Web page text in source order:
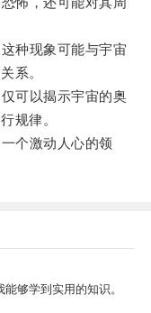
种现象可能与宇宙
系。
可以揭示宇宙的奥
规律。
个激动人心的领
够学到实用的知识。